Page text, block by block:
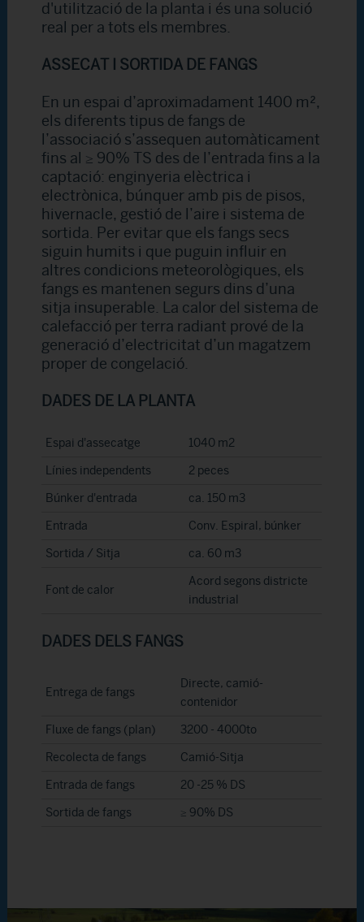
d'utilització de la planta i és una solució
real per a tots els membres.
ASSECAT I SORTIDA DE FANGS
En un espai d’aproximadament 1400 m²,
els diferents tipus de fangs de
l’associació s’assequen automàticament
fins al ≥ 90% TS des de l’entrada fins a la
captació: enginyeria elèctrica i
electrònica, búnquer amb pis de pisos,
hivernacle, gestió de l’aire i sistema de
sortida. Per evitar que els fangs secs
siguin humits i que puguin influir en
altres condicions meteorològiques, els
fangs es mantenen segurs dins d’una
sitja insuperable. La calor del sistema de
calefacció per terra radiant prové de la
generació d’electricitat d’un magatzem
proper de congelació.
DADES DE LA PLANTA
Espai d'assecatge 1040 m2
Línies independents 2 peces
Búnker d'entrada ca. 150 m3
Entrada Conv. Espiral, búnker
Sortida / Sitja ca. 60 m3
Font de calor
Acord segons districte
industrial
DADES DELS FANGS
Entrega de fangs
Directe, camió-
contenidor
Fluxe de fangs (plan) 3200 - 4000to
Recolecta de fangs Camió-Sitja
Entrada de fangs 20 -25 % DS
Sortida de fangs ≥ 90% DS